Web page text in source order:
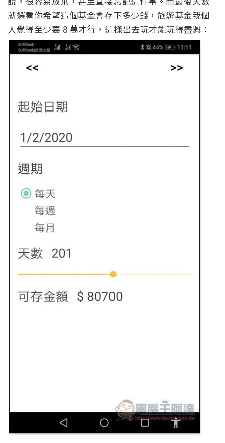
就選看你希望這個基金會存下多少錢，旅遊基金我個
人覺得至少要 8 萬才行，這樣出去玩才能玩得盡興：